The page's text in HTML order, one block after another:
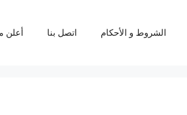
الشروط و الأحكام اتصل بنا أعلن